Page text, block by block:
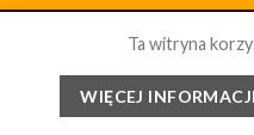
DLACZEGO MY
Ta witryna
WIĘCEJ INFORMACJI